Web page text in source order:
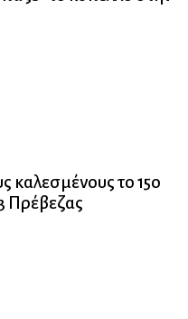
καλεσμένους το 15ο
Πρέβεζας